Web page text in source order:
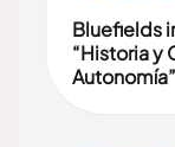
Bluefields
“Historia y
Autonomía”